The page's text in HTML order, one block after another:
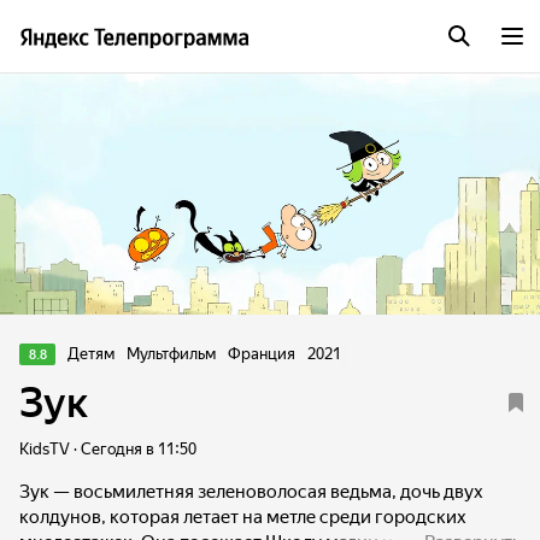
8.8 Детям Мультфильм Франция 2021
Зук
KidsTV · Сегодня в 11:50
Зук — восьмилетняя зеленоволосая ведьма, дочь двух
колдунов, которая летает на метле среди городских